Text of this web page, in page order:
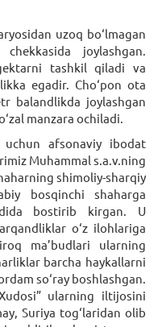
uzoq bo‘lmagan
joylashgan.
tashkil qiladi va
egadir. Cho‘pon ota
balandlikda joylashgan
manzara ochiladi.
uchun afsonaviy ibodat
Muhammal s.a.v.ning
shimoliy-sharqiy
bosqinchi shaharga
bostirib kirgan. U
o‘z ilohlariga
ma’budlari ularning
barcha haykallarni
so‘ray boshlashgan.
ularning iltijosini
Suriya tog‘laridan olib